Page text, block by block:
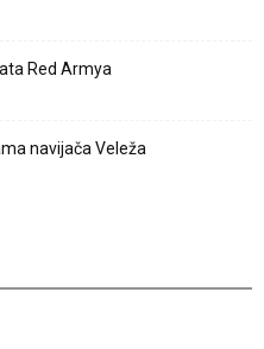
Red Armya
navijača Veleža